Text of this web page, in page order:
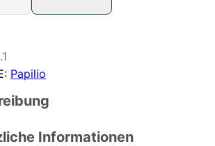
Papilio
Informationen